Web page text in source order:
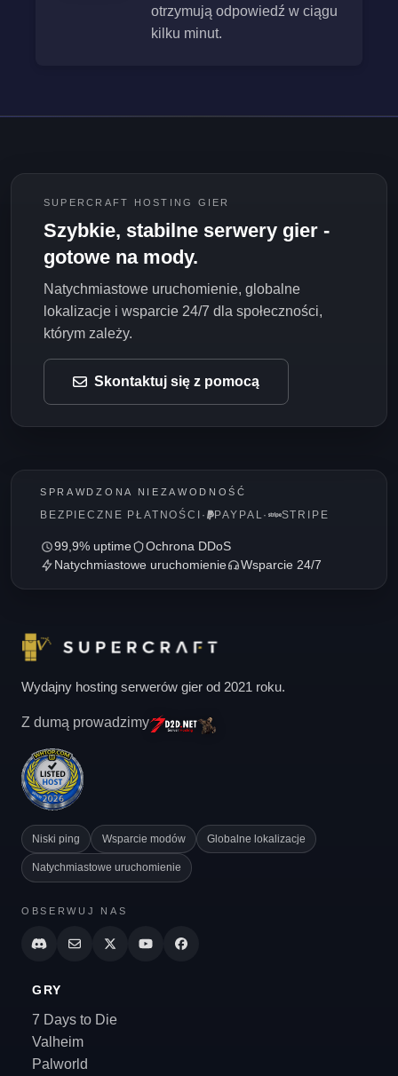
otrzymują odpowiedź w ciągu
kilku minut.
SUPERCRAFT HOSTING GIER
Szybkie, stabilne serwery gier -
gotowe na mody.
Natychmiastowe uruchomienie, globalne
lokalizacje i wsparcie 24/7 dla społeczności,
którym zależy.
Skontaktuj się z pomocą
SPRAWDZONA NIEZAWODNOŚĆ
BEZPIECZNE PŁATNOŚCI · PAYPAL · STRIPE
99,9% uptime
Ochrona DDoS
Natychmiastowe uruchomienie
Wsparcie 24/7
Wydajny hosting serwerów gier od 2021 roku.
Z dumą prowadzimy
Niski ping Wsparcie modów Globalne lokalizacje
Natychmiastowe uruchomienie
OBSERWUJ NAS
GRY
7 Days to Die
Valheim
Palworld